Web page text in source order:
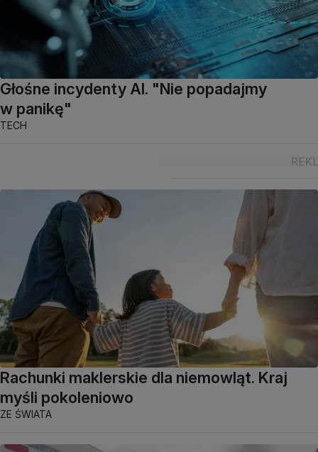
Głośne incydenty AI. "Nie popadajmy
w panikę"
TECH
Rachunki maklerskie dla niemowląt. Kraj
myśli pokoleniowo
ZE ŚWIATA